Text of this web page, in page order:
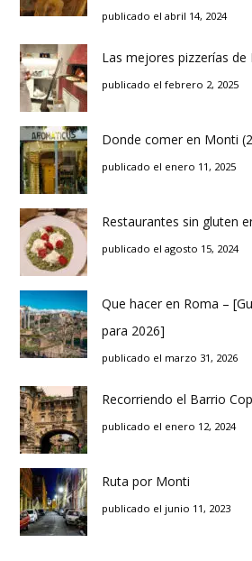
publicado el abril 14, 2024
Las mejores pizzerías de
publicado el febrero 2, 2025
Donde comer en Monti
publicado el enero 11, 2025
Restaurantes sin gluten
publicado el agosto 15, 2024
Que hacer en Roma –
para 2026]
publicado el marzo 31, 2026
Recorriendo el Barrio
publicado el enero 12, 2024
Ruta por Monti
publicado el junio 11, 2023